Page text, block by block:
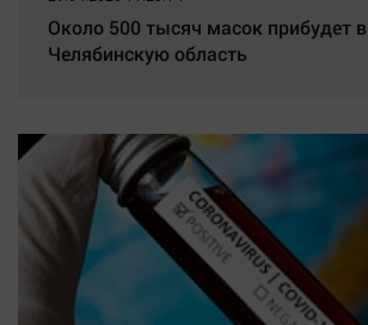
Около 500 тысяч масок прибудет в
Челябинскую область